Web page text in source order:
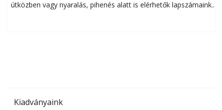
útközben vagy nyaralás, pihenés alatt is elérhetők lapszámaink.
Kiadványaink